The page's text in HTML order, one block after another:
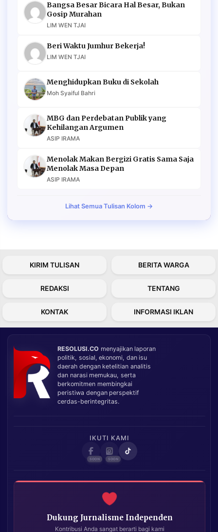
Bangsa Besar Bicara Hal Besar, Bukan
Gosip Murahan
LIM WEN TJAI
Beri Waktu Jumhur Bekerja!
LIM WEN TJAI
Menghidupkan Buku di Sekolah
Moh Syaiful Bahri
MBG dan Perdebatan Publik yang
Kehilangan Argumen
ASIP IRAMA
Menolak Makan Bergizi Gratis Sama Saja
Menolak Masa Depan
ASIP IRAMA
Lihat Semua Tulisan Kolom →
KIRIM TULISAN BERITA WARGA
REDAKSI TENTANG
KONTAK INFORMASI IKLAN
RESOLUSI.CO menyajikan laporan
politik, sosial, ekonomi, dan isu
daerah dengan ketelitian analitis
dan narasi memukau, serta
berkomitmen membingkai
peristiwa dengan perspektif
cerdas-berintegritas.
IKUTI KAMI
Dukung Jurnalisme Independen
Kontribusi Anda sangat berarti bagi kami